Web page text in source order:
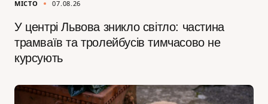
МІСТО 07.08.26
У центрі Львова зникло світло: частина
трамваїв та тролейбусів тимчасово не
курсують